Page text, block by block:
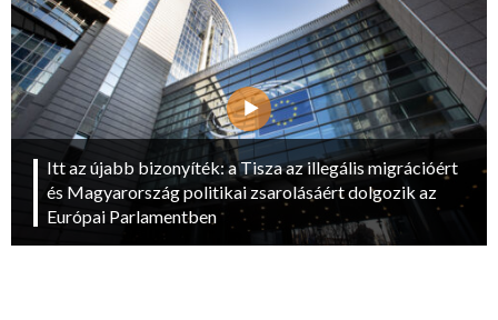
Itt az újabb bizonyíték: a Tisza az illegális migrációért
és Magyarország politikai zsarolásáért dolgozik az
Európai Parlamentben